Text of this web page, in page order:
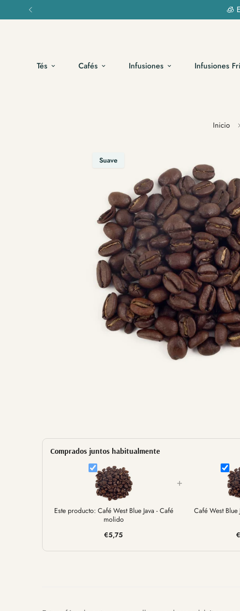
🧊
Tés Cafés Infusiones Infusiones
Inicio
Suave
Comprados juntos habitualmente
Este producto: Café West Blue Java - Café
molido
€5,75
+
Café West Blue